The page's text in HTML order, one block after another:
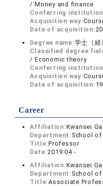
/ Money and finance
Conferring
Acquisition way:
Date of acquisition:
Degree name:学士（経
Classified degree
/ Economic theory
Conferring
Acquisition way:
Date of acquisition:
Career
Affiliation:Kwansei
Department: School of
Title:Professor
Date:2019.04 -
Affiliation:Kwansei
Department: School of
Title:Associate